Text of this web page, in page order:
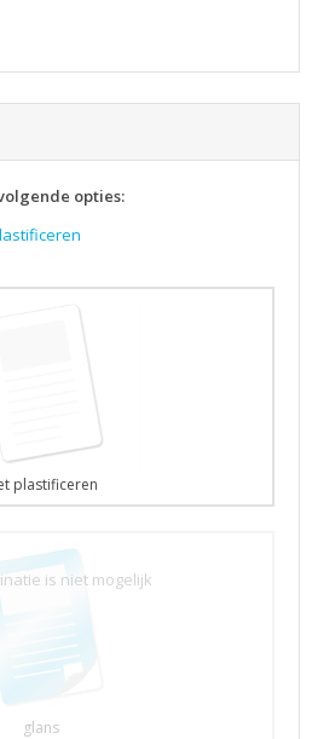
opties:
plastificeren
glans
is niet mogelijk